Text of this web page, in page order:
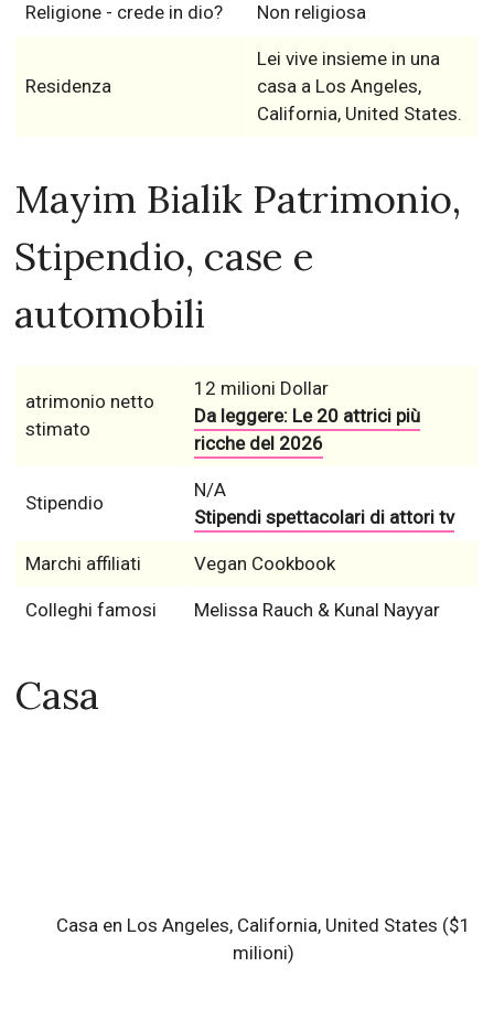
Religione - crede in dio? Non religiosa
Residenza
Lei vive insieme in una
casa a Los Angeles,
California, United States.
Mayim Bialik Patrimonio,
Stipendio, case e
automobili
atrimonio netto
stimato
12 milioni Dollar
Da leggere: Le 20 attrici più
ricche del 2026
Stipendio
N/A
Stipendi spettacolari di attori tv
Marchi affiliati Vegan Cookbook
Colleghi famosi Melissa Rauch & Kunal Nayyar
Casa